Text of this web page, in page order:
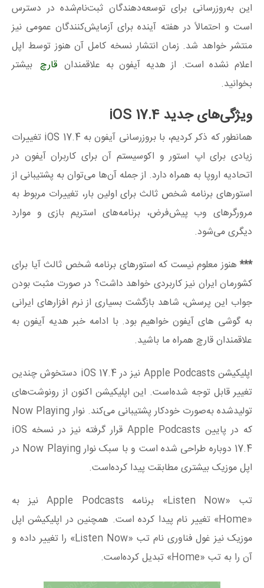
این به‌روزرسانی برای توسعه‌دهندگان ثبت‌نام‌شده در دسترس
است و احتمالاً در هفته آینده برای آزمایش‌کنندگان عمومی نیز
منتشر خواهد شد. زمان انتشار نسخه کامل آن هنوز توسط اپل
اعلام نشده است. از هدیه آیفون به علاقمندان قارچ بیشتر
بخوانید.
ویژگی‌های جدید iOS 17.4
همانطور که ذکر کردیم، با بروزرسانی آیفون به iOS 17.4 تغییرات
زیادی برای اپ استور و اکوسیستم آن برای کاربران آیفون در
اتحادیه اروپا به همراه دارد. از جمله آن‌ها می‌توان به پشتیبانی از
استورهای برنامه شخص ثالث برای اولین بار، تغییرات مربوط به
مرورگرهای وب پیش‌فرض، برنامه‌های استریم بازی و موارد
دیگری می‌شود.
*** هنوز معلوم نیست که استورهای برنامه شخص ثالث آیا برای
کشورمان ایران نیز کاربردی خواهد داشت؟ در صورت مثبت بودن
جواب این پرسش، شاهد بازگشت بسیاری از نرم افزارهای ایرانی
به گوشی های آیفون خواهیم بود. با ادامه خبر هدیه آیفون به
علاقمندان قارچ همراه ما باشید.
اپلیکیشن Apple Podcasts نیز در iOS 17.4 دستخوش چندین
تغییر قابل‌ توجه شده‌است. این اپلیکیشن اکنون از رونوشت‌های
تولیدشده به‌صورت خودکار پشتیبانی می‌کند. نوار Now Playing
که در پایین Apple Podcasts قرار گرفته نیز در نسخه iOS
17.4 دوباره طراحی شده است و با سبک نوار Now Playing در
اپل موزیک بیشتری مطابقت پیدا کرده‌است.
تب «Listen Now» برنامه Apple Podcasts نیز به
«Home» تغییر نام پیدا کرده است. همچنین در اپلیکیشن اپل
موزیک نیز غول فناوری نام تب «Listen Now» را تغییر داده و
آن را به تب «Home» تبدیل کرده‌است.